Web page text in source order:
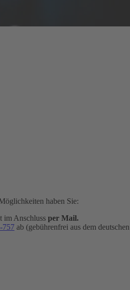
haben Sie:
im Anschluss per Mail.
757 ab (gebührenfrei aus dem